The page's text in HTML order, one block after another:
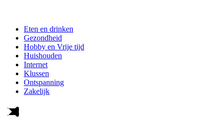
Eten en drinken
Gezondheid
Hobby en Vrije tijd
Huishouden
Internet
Klussen
Ontspanning
Zakelijk